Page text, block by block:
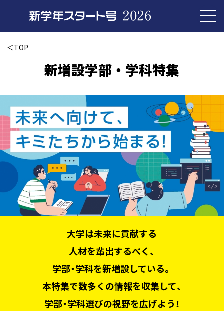
＜TOP
新増設学部・学科特集
大学は未来に貢献する
人材を輩出するべく、
学部・学科を新増設している。
本特集で数多くの情報を収集して、
学部・学科選びの視野を広げよう！